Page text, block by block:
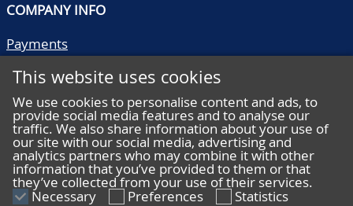
COMPANY INFO
Payments
Literature
Quality descriptions
Frequently asked questions
Terms and conditions
Privacy statement
This website uses cookies
We use cookies to personalise content and ads, to
provide social media features and to analyse our
traffic. We also share information about your use of
our site with our social media, advertising and
analytics partners who may combine it with other
information that you’ve provided to them or that
they’ve collected from your use of their services.
Necessary Preferences
Statistics